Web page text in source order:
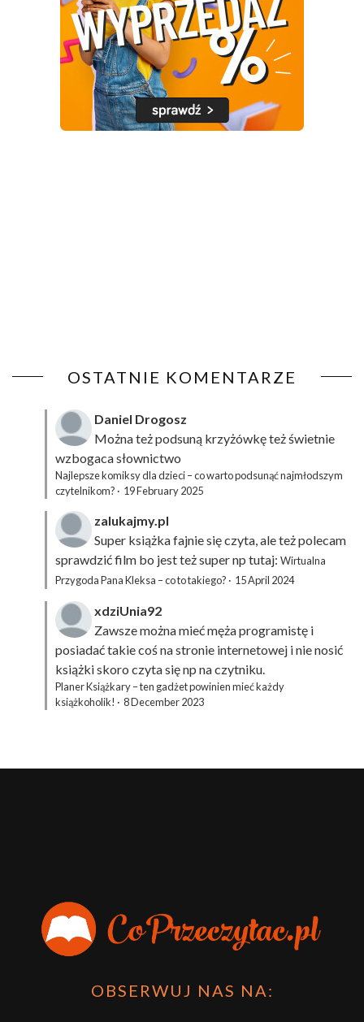
OSTATNIE KOMENTARZE
Daniel Drogosz
Można też podsuną krzyżówkęteż świetnie
wzbogaca słownictwo
Najlepsze komiksy dla dzieci – co warto podsunąć najmłodszym
czytelnikom? · 19 February 2025
zalukajmy.pl
Super książka fajnie się czyta, ale też polecam
sprawdzić film bo jest też super np tutaj: Wirtualna
Przygoda Pana Kleksa – co to takiego? · 15 April 2024
xdziUnia92
Zawsze można mieć męża programistę i
posiadać takie coś na stronie internetowej i nie nosić
książki skoro czyta się np na czytniku.
Planer Książkary – ten gadżet powinien mieć każdy
książkoholik! · 8 December 2023
OBSERWUJ NAS NA: